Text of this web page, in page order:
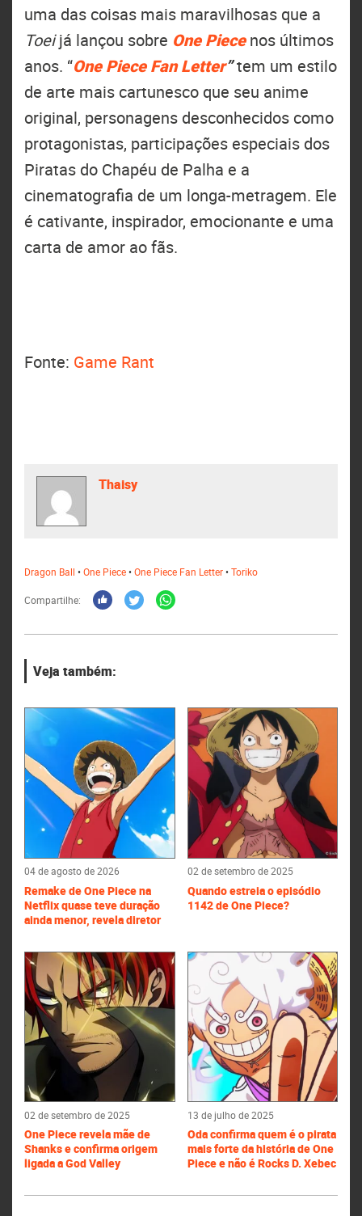
uma das coisas mais maravilhosas que a
Toeijá lançou sobre One Piecenos últimos
anos. “One Piece Fan Letter”tem um estilo
de arte mais cartunesco que seu anime
original, personagens desconhecidos como
protagonistas, participações especiais dos
Piratas do Chapéu de Palha e a
cinematografia de um longa-metragem. Ele
é cativante, inspirador, emocionante e uma
carta de amor ao fãs.
Fonte: Game Rant
Thaisy
Dragon Ball •One Piece•One Piece Fan Letter•Toriko
Compartilhe:
Veja também:
04 de agosto de 2026
Remake de One Piece na
Netflix quase teve duração
ainda menor, revela diretor
02 de setembro de 2025
Quando estreia o episódio
1142 de One Piece?
02 de setembro de 2025
One Piece revela mãe de
Shanks e confirma origem
ligada a God Valley
13 de julho de 2025
Oda confirma quem é o pirata
mais forte da história de One
Piece e não é Rocks D. Xebec